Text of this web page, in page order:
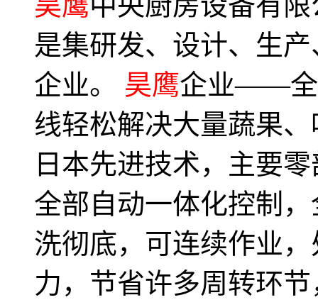
是集研发、设计、生
企业。 昊鹰企业——全
线轻松解决大量蔬果
日本先进技术，主要
全部自动一体化控制
洗彻底，可连续作业
力，节省许多周转环